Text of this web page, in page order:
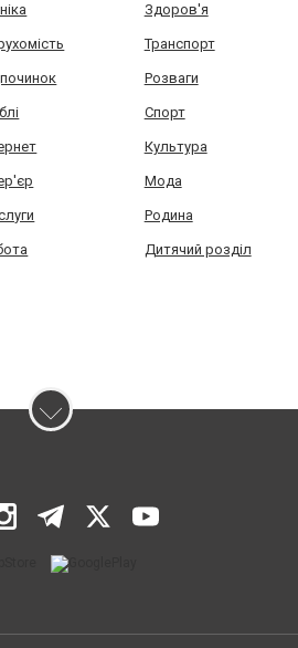
Здоров'я
Транспорт
Розваги
Спорт
Культура
Мода
Родина
Дитячий розділ